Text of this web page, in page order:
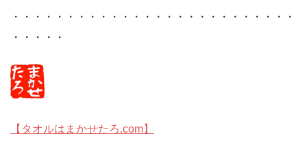
・・・・・・・・・・・・・・・・・・・・・・・・・・
・・・・・
【タオルはまかせたろ.com】